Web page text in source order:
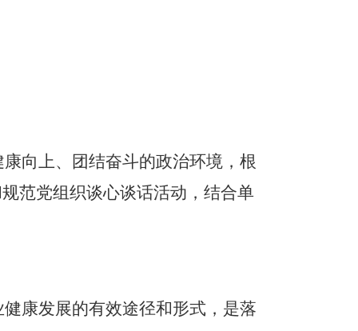
向上、团结奋斗的政治环境，根
范党组织谈心谈话活动，结合单
康发展的有效途径和形式，是落